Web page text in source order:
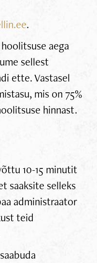
.
aega
sellest
ette. Vastasel
mis on 75%
hinnast.
10-15 minutit
saaksite selleks
administraator
teid